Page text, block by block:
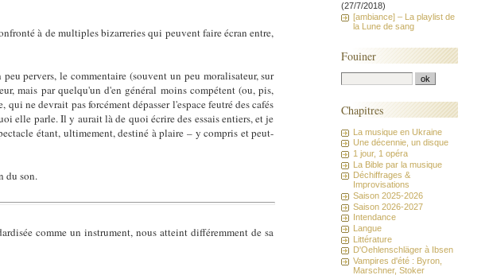
à de multiples bizarreries qui peuvent faire écran entre,
pervers, le commentaire (souvent un peu moralisateur, sur
mais par quelqu'un d'en général moins compétent (ou, pis,
ne devrait pas forcément dépasser l'espace feutré des cafés
elle parle. Il y aurait là de quoi écrire des essais entiers, et je
étant, ultimement, destiné à plaire – y compris et peut-
du son.
comme un instrument, nous atteint différemment de sa
(27/7/2018)
[ambiance] – La playlist de
la Lune de sang
Fouiner
Chapitres
La musique en Ukraine
Une décennie, un disque
1 jour, 1 opéra
La Bible par la musique
Déchiffrages &
Improvisations
Saison 2025-2026
Saison 2026-2027
Intendance
Langue
Littérature
D'Oehlenschläger à Ibsen
Vampires d'été : Byron,
Marschner, Stoker